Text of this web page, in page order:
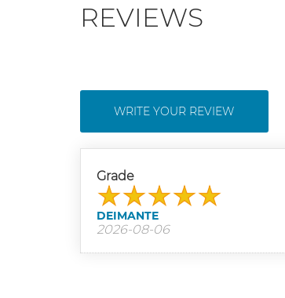
REVIEWS
WRITE YOUR REVIEW
Grade
DEIMANTE
2026-08-06